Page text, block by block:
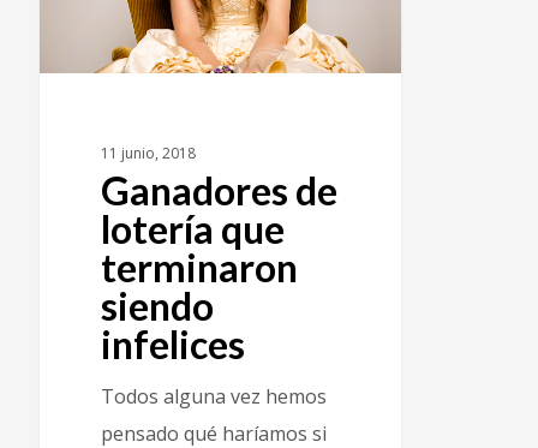
11 junio, 2018
Ganadores de
lotería que
terminaron
siendo
infelices
Todos alguna vez hemos
pensado qué haríamos si